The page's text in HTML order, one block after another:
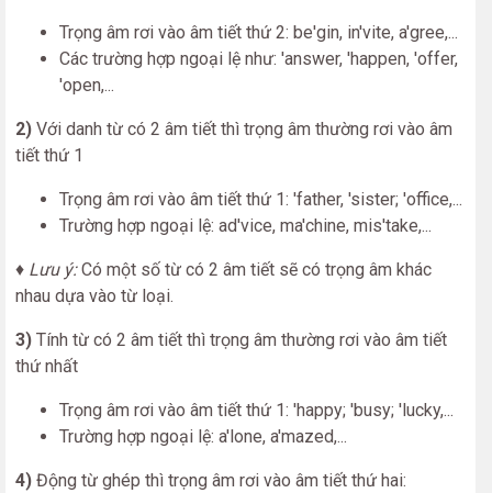
Trọng âm rơi vào âm tiết thứ 2: be'gin, in'vite, a'gree,...
Các trường hợp ngoại lệ như: 'answer, 'happen, 'offer,
'open,...
2) Với danh từ có 2 âm tiết thì trọng âm thường rơi vào âm
tiết thứ 1
Trọng âm rơi vào âm tiết thứ 1: 'father, 'sister; 'office,...
Trường hợp ngoại lệ: ad'vice, ma'chine, mis'take,...
♦ Lưu ý:Có một số từ có 2 âm tiết sẽ có trọng âm khác
nhau dựa vào từ loại.
3) Tính từ có 2 âm tiết thì trọng âm thường rơi vào âm tiết
thứ nhất
Trọng âm rơi vào âm tiết thứ 1: 'happy; 'busy; 'lucky,...
Trường hợp ngoại lệ: a'lone, a'mazed,...
4) Động từ ghép thì trọng âm rơi vào âm tiết thứ hai: